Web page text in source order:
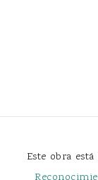
Este obra